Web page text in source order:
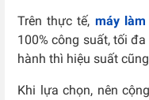
Trên thực tế, máy làm
100% công suất, tối
hành thì hiệu suất
Khi lựa chọn, nên